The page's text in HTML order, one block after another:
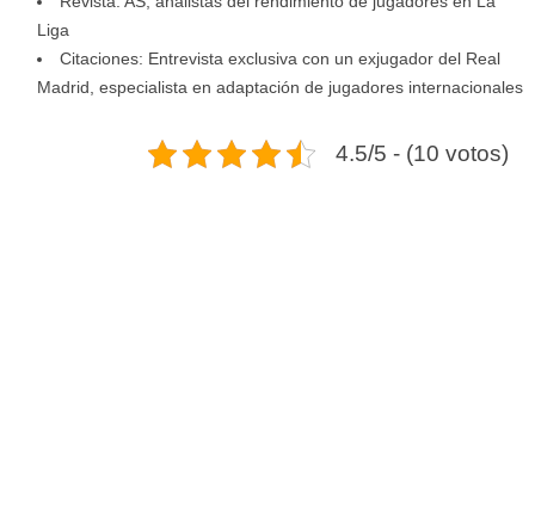
Liga
Citaciones: Entrevista exclusiva con un exjugador del Real
Madrid, especialista en adaptación de jugadores internacionales
4.5/5 - (10 votos)